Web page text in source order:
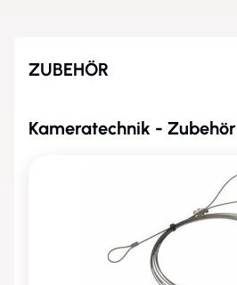
ZUBEHÖR
Kameratechnik - Zubehör